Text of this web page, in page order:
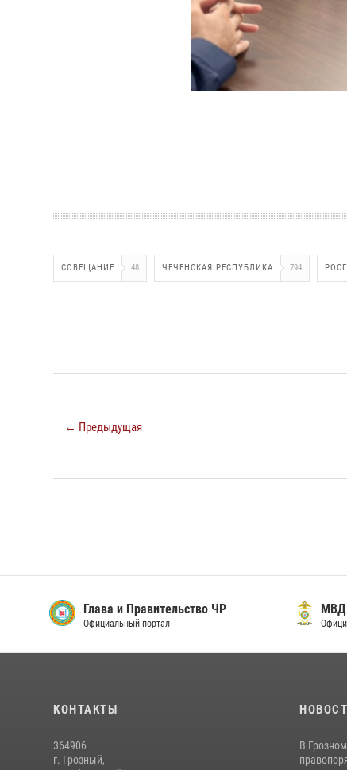
СОВЕЩАНИЕ 48 ЧЕЧЕНСКАЯ РЕСПУБЛИКА 794
← Предыдущая
Глава и Правительство ЧР
Официальный портал
МВД
КОНТАКТЫ
364906
г. Грозный,
В